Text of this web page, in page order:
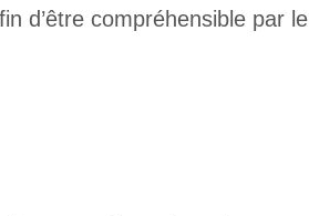
d’être compréhensible par le